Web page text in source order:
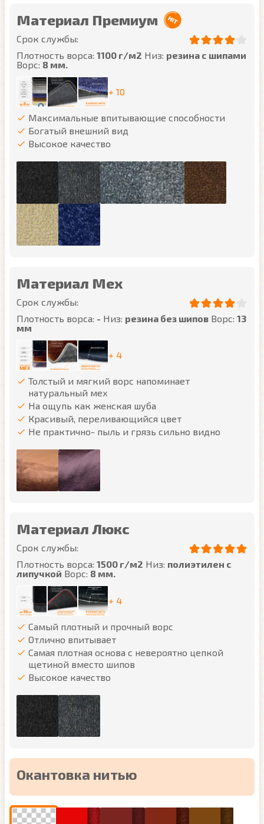
Материал Премиум
Срок службы:
Плотность ворса: 1100 г/м2 Низ: резина с шипами
Ворс: 8 мм.
+ 10
Максимальные впитывающие способности
Богатый внешний вид
Высокое качество
Материал Мех
Срок службы:
Плотность ворса: - Низ: резина без шипов Ворс: 13
мм
+ 4
Толстый и мягкий ворс напоминает
натуральный мех
На ощупь как женская шуба
Красивый, переливающийся цвет
Не практично- пыль и грязь сильно видно
Материал Люкс
Срок службы:
Плотность ворса: 1500 г/м2 Низ: полиэтилен с
липучкой Ворс: 8 мм.
+ 4
Самый плотный и прочный ворс
Отлично впитывает
Самая плотная основа с невероятно цепкой
щетиной вместо шипов
Высокое качество
Окантовка нитью